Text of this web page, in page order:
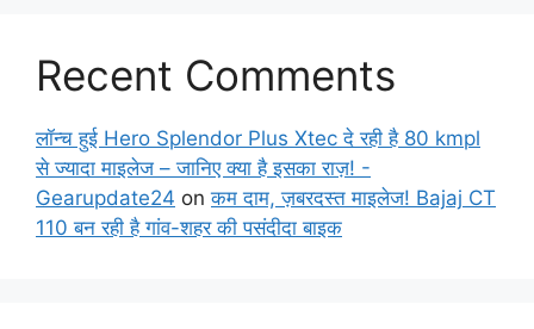
Recent Comments
लॉन्च हुई Hero Splendor Plus Xtec दे रही है 80 kmpl
से ज्यादा माइलेज – जानिए क्या है इसका राज़! -
Gearupdate24 onकम दाम, ज़बरदस्त माइलेज! Bajaj CT
110 बन रही है गांव-शहर की पसंदीदा बाइक